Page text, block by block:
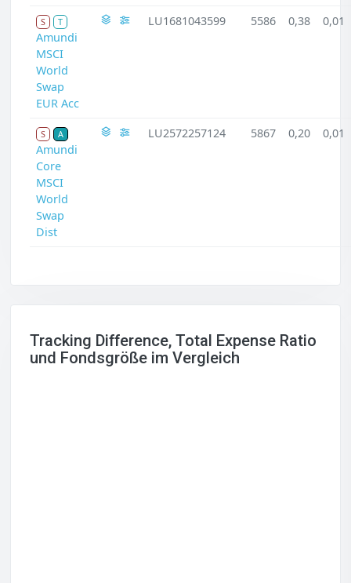
S T
Amundi
MSCI
World
Swap
EUR Acc
LU1681043599 5586 0,38 0,01
S A
Amundi
Core
MSCI
World
Swap
Dist
LU2572257124 5867 0,20 0,01
Tracking Difference, Total Expense Ratio
und Fondsgröße im Vergleich